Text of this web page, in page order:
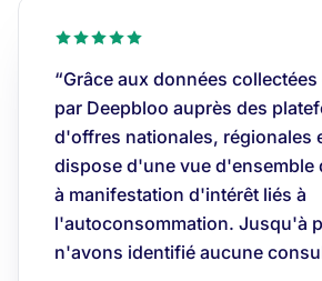
“Grâce aux données
par Deepbloo auprès des
d'offres nationales, régionales
dispose d'une vue d'ensemble
à manifestation d'intérêt liés à
l'autoconsommation. Jusqu'à
n'avons identifié aucune